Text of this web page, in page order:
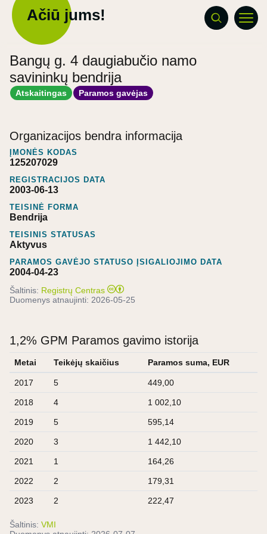
Ačiū jums!
Bangų g. 4 daugiabučio namo
savininkų bendrija
Atskaitingas Paramos gavėjas
Organizacijos bendra informacija
ĮMONĖS KODAS
125207029
REGISTRACIJOS DATA
2003-06-13
TEISINĖ FORMA
Bendrija
TEISINIS STATUSAS
Aktyvus
PARAMOS GAVĖJO STATUSO ĮSIGALIOJIMO DATA
2004-04-23
Šaltinis: Registrų Centras
Duomenys atnaujinti: 2026-05-25
1,2% GPM Paramos gavimo istorija
Metai Teikėjų skaičius Paramos suma, EUR
2017 5 449,00
2018 4 1 002,10
2019 5 595,14
2020 3 1 442,10
2021 1 164,26
2022 2 179,31
2023 2 222,47
Šaltinis: VMI